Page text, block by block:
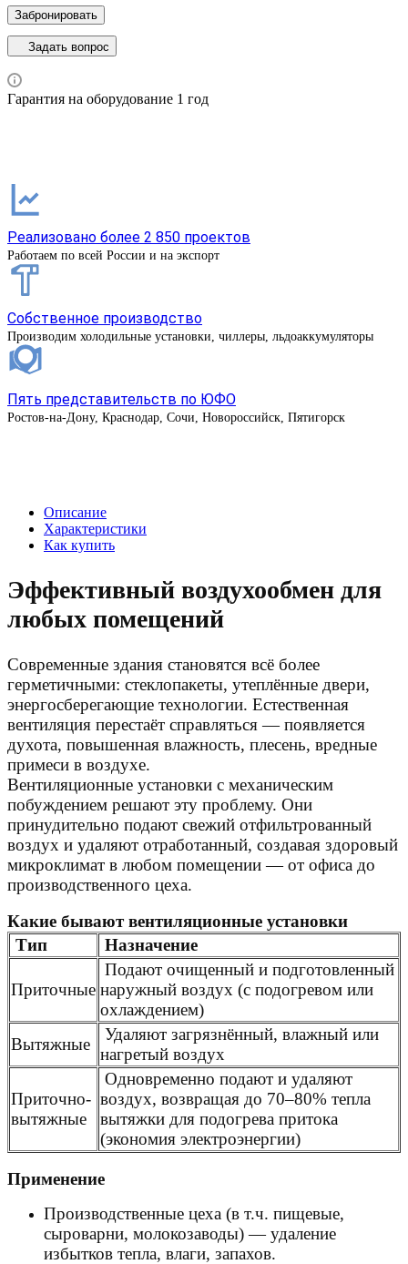
Забронировать
Задать вопрос
Гарантия на оборудование 1 год
Реализовано более 2 850 проектов
Работаем по всей России и на экспорт
Собственное производство
Производим холодильные установки, чиллеры, льдоаккумуляторы
Пять представительств по ЮФО
Ростов-на-Дону, Краснодар, Сочи, Новороссийск, Пятигорск
Описание
Характеристики
Как купить
Эффективный воздухообмен для
любых помещений
Современные здания становятся всё более
герметичными: стеклопакеты, утеплённые двери,
энергосберегающие технологии. Естественная
вентиляция перестаёт справляться — появляется
духота, повышенная влажность, плесень, вредные
примеси в воздухе.
Вентиляционные установки с механическим
побуждением решают эту проблему. Они
принудительно подают свежий отфильтрованный
воздух и удаляют отработанный, создавая здоровый
микроклимат в любом помещении — от офиса до
производственного цеха.
Какие бывают вентиляционные установки
Тип
Назначение
Приточные
Подают очищенный и подготовленный
наружный воздух (с подогревом или
охлаждением)
Вытяжные
Удаляют загрязнённый, влажный или
нагретый воздух
Приточно-
вытяжные
Одновременно подают и удаляют
воздух, возвращая до 70–80% тепла
вытяжки для подогрева притока
(экономия электроэнергии)
Применение
Производственные цеха (в т.ч. пищевые,
сыроварни, молокозаводы) — удаление
избытков тепла, влаги, запахов.